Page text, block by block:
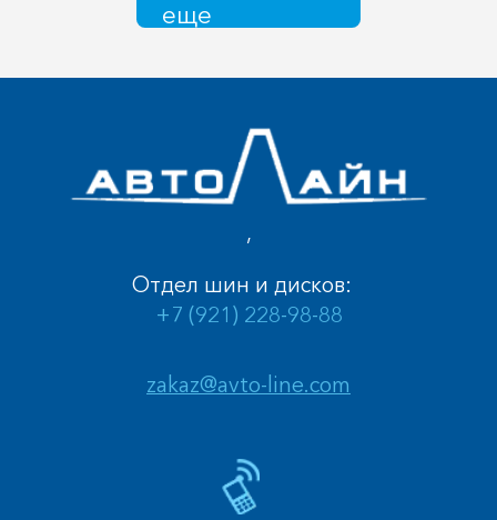
еще
,
zakaz@avto-line.com
Отдел шин и дисков:
+7 (921) 228-98-88